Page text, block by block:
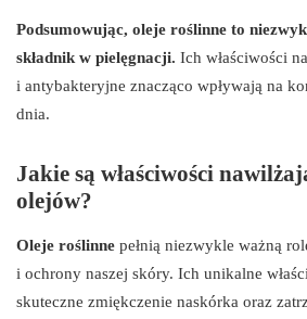
Podsumowując, oleje roślinne to
składnik w pielęgnacji. Ich właściwości
i antybakteryjne znacząco wpływają na
dnia.
Jakie są właściwości
olejów?
Oleje roślinne pełnią niezwykle ważną
i ochrony naszej skóry. Ich unikalne
skuteczne zmiękczenie naskórka oraz